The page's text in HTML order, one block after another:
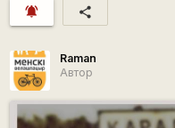
notifications_active share
Raman
Автор